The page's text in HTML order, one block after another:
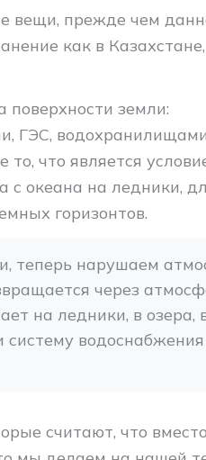
вещи, прежде чем
как в
земли:
ГЭС,
что является
с океана на ледники,
горизонтов.
теперь нарушаем
через
на ледники, в озера,
систему
считают, что